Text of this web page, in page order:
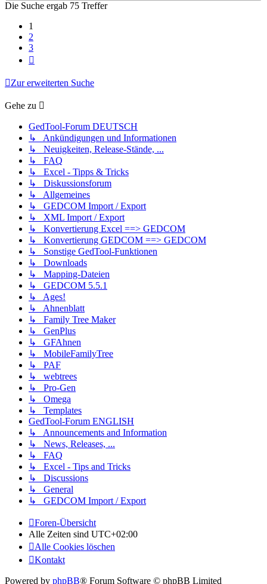
Die Suche ergab 75 Treffer
1
2
3
Zur erweiterten Suche
Gehe zu
GedTool-Forum DEUTSCH
↳ Ankündigungen und Informationen
↳ Neuigkeiten, Release-Stände, ...
↳ FAQ
↳ Excel - Tipps & Tricks
↳ Diskussionsforum
↳ Allgemeines
↳ GEDCOM Import / Export
↳ XML Import / Export
↳ Konvertierung Excel ==> GEDCOM
↳ Konvertierung GEDCOM ==> GEDCOM
↳ Sonstige GedTool-Funktionen
↳ Downloads
↳ Mapping-Dateien
↳ GEDCOM 5.5.1
↳ Ages!
↳ Ahnenblatt
↳ Family Tree Maker
↳ GenPlus
↳ GFAhnen
↳ MobileFamilyTree
↳ PAF
↳ webtrees
↳ Pro-Gen
↳ Omega
↳ Templates
GedTool-Forum ENGLISH
↳ Announcements and Information
↳ News, Releases, ...
↳ FAQ
↳ Excel - Tips and Tricks
↳ Discussions
↳ General
↳ GEDCOM Import / Export
Foren-Übersicht
Alle Zeiten sind UTC+02:00
Alle Cookies löschen
Kontakt
Powered by phpBB® Forum Software © phpBB Limited